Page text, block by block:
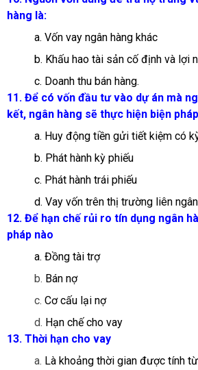
hàng là:
a. Vốn vay ngân hàng khác
b. Khấu hao tài sản cố định và lợi
c. Doanh thu bán hàng.
11. Để có vốn đầu tư vào dự án mà
kết, ngân hàng sẽ thực hiện biện
a. Huy động tiền gửi tiết kiệm có
b. Phát hành kỳ phiếu
c. Phát hành trái phiếu
d. Vay vốn trên thị trường liên
12. Để hạn chế rủi ro tín dụng ngân
pháp nào
a. Đồng tài trợ
b. Bán nợ
c. Cơ cấu lại nợ
d. Hạn chế cho vay
13. Thời hạn cho vay
a. Là khoảng thời gian được tính